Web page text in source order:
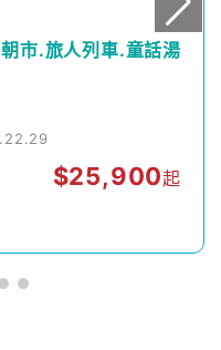
市.旅人列車.童話湯
$25,900起